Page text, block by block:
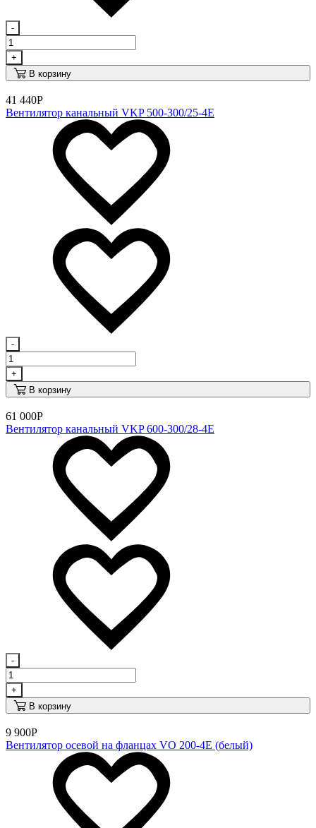
-
+
В корзину
41 440Р
Вентилятор канальный VKP 500-300/25-4E
-
+
В корзину
61 000Р
Вентилятор канальный VKP 600-300/28-4E
-
+
В корзину
9 900Р
Вентилятор осевой на фланцах VO 200-4Е (белый)